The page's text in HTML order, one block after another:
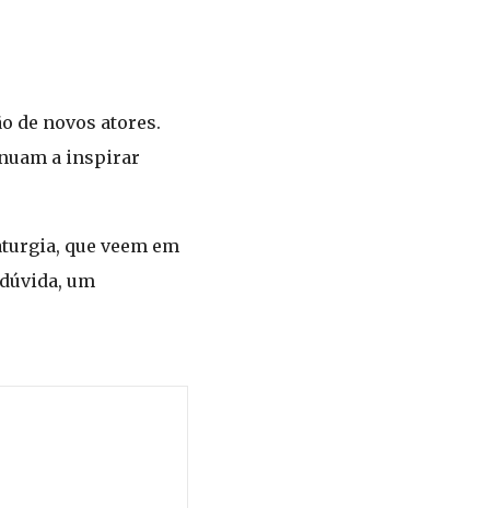
de novos atores.
a inspirar
que veem em
um